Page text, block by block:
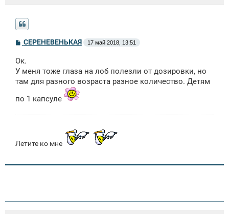
С
б
щ
н
е
СЕРЕНЕВЕНЬКАЯ 17 май 2018, 13:51
Ок.
У меня тоже глаза на лоб полезли от дозировки, но
там для разного возраста разное количество. Детям
по 1 капсуле
Летите ко мне